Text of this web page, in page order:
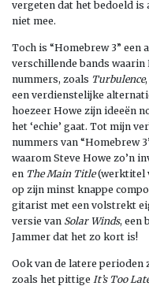
vergeten dat het bedoeld is
niet mee.
Toch is “Homebrew 3” een
verschillende bands waarin
nummers, zoals Turbulence
een verdienstelijke
hoezeer Howe zijn ideeën
het ‘echie’ gaat. Tot mijn
nummers van “Homebrew
waarom Steve Howe zo’n
en The Main Title(werktitel
op zijn minst knappe
gitarist met een volstrekt
versie van Solar Winds, een
Jammer dat het zo kort is!
Ook van de latere perioden
zoals het pittige It’s Too